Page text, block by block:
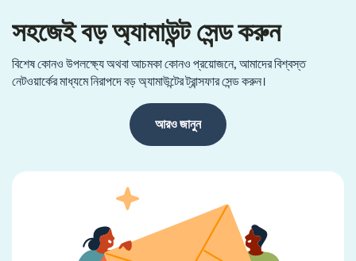
সহজেই বড় অ্যামাউন্ট সেন্ড করুন
বিশেষ কোনও উপলক্ষ্যে অথবা আচমকা কোনও প্রয়োজনে, আমাদের বিশ্বস্ত
নেটওয়ার্কের মাধ্যমে নিরাপদে বড় অ্যামাউন্টের ট্রান্সফার সেন্ড করুন।
আরও জানুন